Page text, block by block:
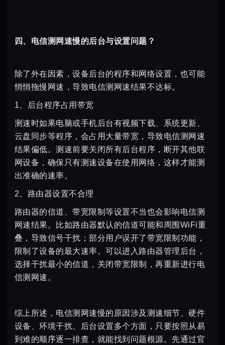
四、电信测网速慢的后台与设置问题？
除了外在因素，设备后台的程序和网络设置，也可能
悄悄拖慢网速，导致电信测网速结果不达标。
1、后台程序占用带宽
测速时如果电脑或手机后台有视频下载、系统更新、
云盘同步等程序，会占用大量带宽，导致电信测网速
结果偏低。测速前要关闭所有后台程序，断开其他联
网设备，确保只有测速设备在使用网络，这样才能测
出准确的速率。
2、路由器设置不合理
路由器的信道、带宽限制等设置不当也会影响电信测
网速结果。比如路由器默认的信道可能和周围WiFi重
叠，导致信号干扰；部分用户误开了带宽限制功能，
限制了设备的最大速率。可以进入路由器管理后台，
选择干扰最小的信道，关闭带宽限制，再重新进行电
信测网速。
综上所述，电信测网速慢的原因涉及测速细节、硬件
设备、环境干扰、后台设置多个方面，只要按照从易
到难的顺序逐一排查，就能找到问题根源。先通过官